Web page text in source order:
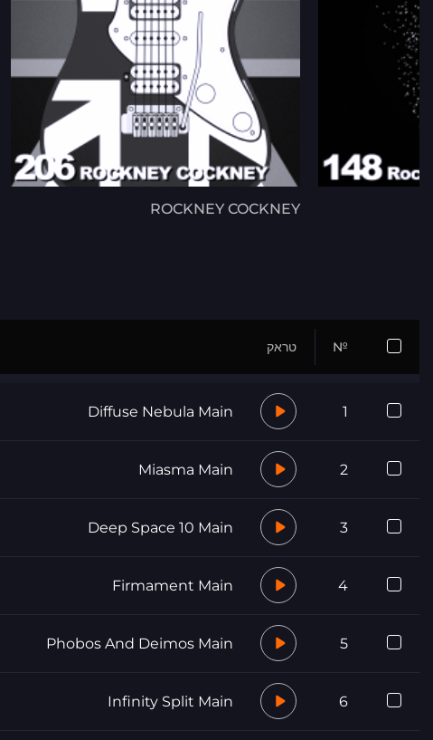
ROCKNEY COCKNEY
№ טראק
1
Diffuse Nebula Main
2
Miasma Main
3
Deep Space 10 Main
4
Firmament Main
5
Phobos And Deimos Main
6
Infinity Split Main